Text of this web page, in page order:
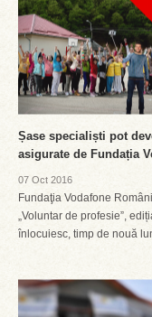
Șase specialiști pot
asigurate de Fundația
07 Oct 2016
Fundaţia Vodafone
„Voluntar de profesie”,
înlocuiesc, timp de nouă